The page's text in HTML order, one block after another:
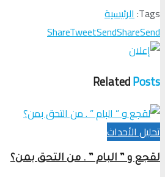
Tags: الرئيسية
ShareTweetSendShareSend
RelatedPosts
تحلیل الأحداث
لقجع و ” البام ” . من التحق بمن؟